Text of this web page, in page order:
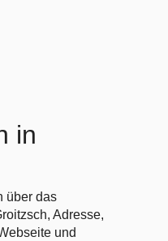
in
über das
Adresse,
und